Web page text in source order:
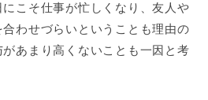
こそ仕事が忙しくなり、友人や
わせづらいということも理由の
あまり高くないことも一因と考